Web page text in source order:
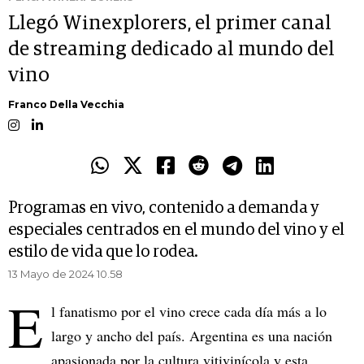
Llegó Winexplorers, el primer canal
de streaming dedicado al mundo del
vino
Franco Della Vecchia
Programas en vivo, contenido a demanda y
especiales centrados en el mundo del vino y el
estilo de vida que lo rodea.
13 Mayo de 2024 10.58
E l fanatismo por el vino crece cada día más a lo
largo y ancho del país. Argentina es una nación
apasionada por la cultura vitivinícola y esta